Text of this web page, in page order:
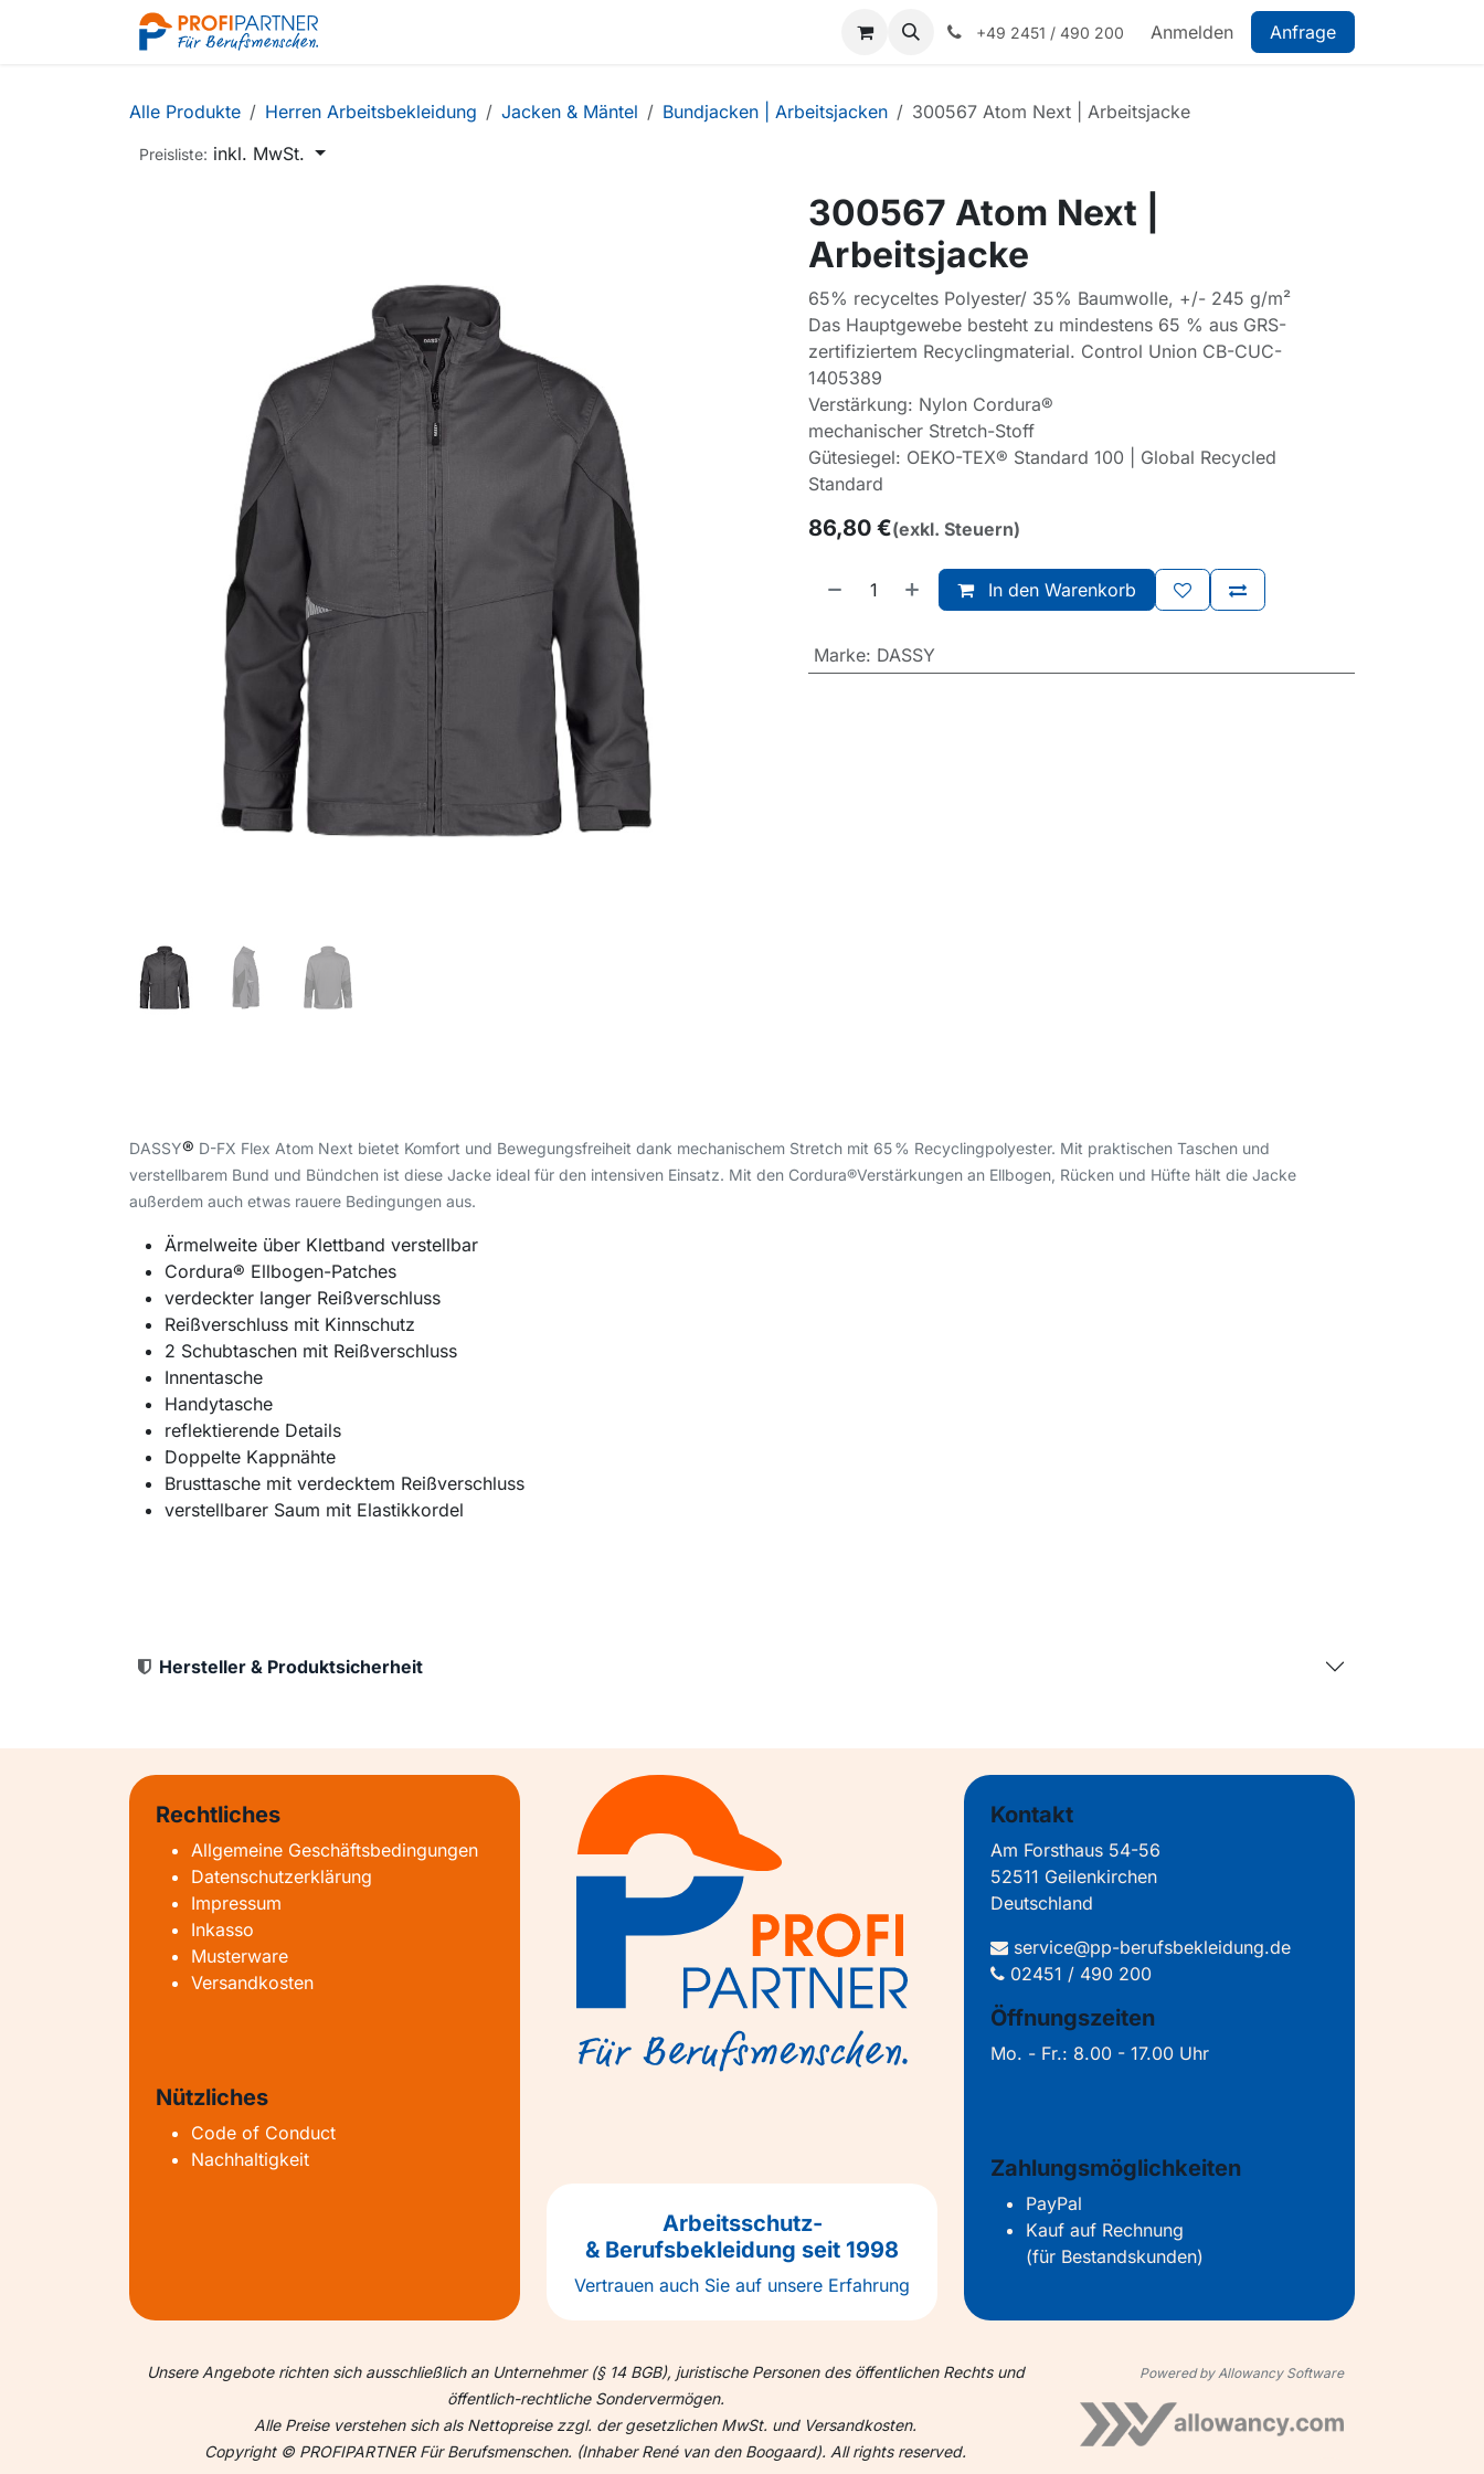
Zum Inhalt springen
+49 2451 / 490 200 Anmelden Anfrage
Alle Produkte Herren Arbeitsbekleidung Jacken & Mäntel Bundjacken | Arbeitsjacken 300567 Atom Next | Arbeitsjacke
Preisliste: inkl. MwSt.
300567 Atom Next |
Arbeitsjacke
65% recyceltes Polyester/ 35% Baumwolle, +/- 245 g/m²
Das Hauptgewebe besteht zu mindestens 65 % aus GRS-
zertifiziertem Recyclingmaterial. Control Union CB-CUC-
1405389
Verstärkung: Nylon Cordura®
mechanischer Stretch-Stoff
Gütesiegel: OEKO-TEX® Standard 100 | Global Recycled
Standard
86,80 €(exkl. Steuern)
In den Warenkorb
Marke: DASSY
DASSY® D-FX Flex Atom Next bietet Komfort und Bewegungsfreiheit dank mechanischem Stretch mit 65 % Recyclingpolyester. Mit praktischen Taschen und
verstellbarem Bund und Bündchen ist diese Jacke ideal für den intensiven Einsatz. Mit den Cordura®Verstärkungen an Ellbogen, Rücken und Hüfte hält die Jacke
außerdem auch etwas rauere Bedingungen aus.
Ärmelweite über Klettband verstellbar
Cordura® Ellbogen-Patches
verdeckter langer Reißverschluss
Reißverschluss mit Kinnschutz
2 Schubtaschen mit Reißverschluss
Innentasche
Handytasche
reflektierende Details
Doppelte Kappnähte
Brusttasche mit verdecktem Reißverschluss
verstellbarer Saum mit Elastikkordel
Hersteller & Produktsicherheit
Rechtliches
Allgemeine Geschäftsbedingungen
Datenschutzerklärung
Impressum
Inkasso
Musterware
Versandkosten
Nützliches
Code of Conduct
Nachhaltigkeit
Kontakt
Am Forsthaus 54-56
52511 Geilenkirchen
Deutschland
service@pp-berufsbekleidung.de
02451 / 490 200
Öffnungszeiten
Mo. - Fr.: 8.00 - 17.00 Uhr
Zahlungsmöglichkeiten
PayPal
Kauf auf Rechnung
(für Bestandskunden)
Arbeitsschutz-
& Berufsbekleidung seit 1998
Vertrauen auch Sie auf unsere Erfahrung
Unsere Angebote richten sich ausschließlich an Unternehmer (§ 14 BGB), juristische Personen des öffentlichen Rechts und
öffentlich-rechtliche Sondervermögen.
Alle Preise verstehen sich als Nettopreise zzgl. der gesetzlichen MwSt. und Versandkosten.
Copyright © PROFIPARTNER Für Berufsmenschen. (Inhaber René van den Boogaard). All rights reserved.
Powered by Allowancy Software